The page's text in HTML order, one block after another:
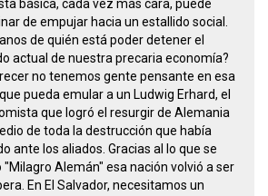
básica, cada vez más cara, puede
de empujar hacia un estallido social.
de quién está poder detener el
actual de nuestra precaria economía?
no tenemos gente pensante en esa
pueda emular a un Ludwig Erhard, el
que logró el resurgir de Alemania
de toda la destrucción que había
ante los aliados. Gracias al lo que se
"Milagro Alemán" esa nación volvió a ser
En El Salvador, necesitamos un